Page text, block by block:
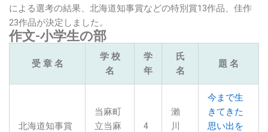
による選考の結果、北海道知事賞などの特別賞13作品、佳作
23作品が決定しました。
作文-小学生の部
受 章 名
学 校
名
学
年
氏
名
題 名
北海道知事賞
当麻町
立当麻
4
瀨
川
今まで生
きてきた
思い出を